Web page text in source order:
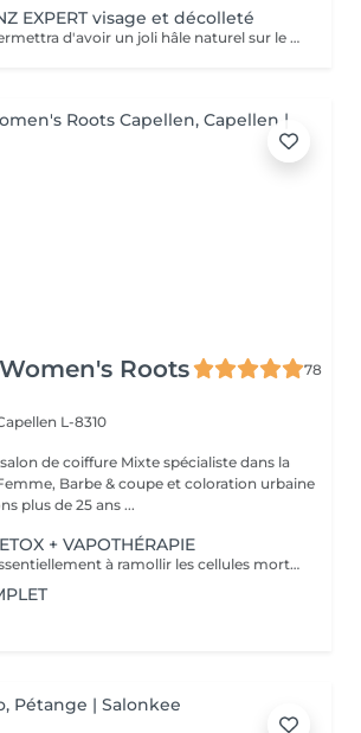
EXPERT visage et décolleté
Le tanning vous permettra d'avoir un joli hâle naturel sur le visage et le décolleté pour une durée de 8-10 jours. Ce soin est parfait pour vous donner bonne mine, pour une soirée, avant de partir en vacances pour avoir tout de suite un teint halé et ainsi éviter de vous maquiller Conseils avant de venir à la séance : -Effectuez un gommage du visage la veille pour que la peau puisse mieux absorber le produit bronzant.
Roots
78
L-8310
de coiffure Mixte spécialiste dans la
Barbe & coupe et coloration urbaine
avons plus de 25 ans ...
+ VAPOTHÉRAPIE
Cet appareil sert essentiellement à ramollir les cellules mortes de la peau et prépare la peau de manière optimale au soin correspondant. Le Vapozone permet ainsi d'ouvrir les pores pour un nettoyage en profondeur de la peau. La vapeur + l'ozone pénètre en profondeur dans les pores et nettoie les impuretés, le gras, les points noirs et les restes de maquillage. La vapeur peut donc aider à éliminer les toxines de l'épiderme.